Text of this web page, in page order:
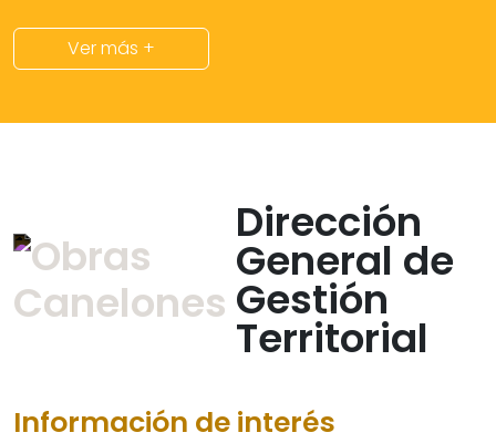
Ver más +
Dirección
General de
Gestión
Territorial
Información de interés